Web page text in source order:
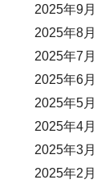
2025年9月
2025年8月
2025年7月
2025年6月
2025年5月
2025年4月
2025年3月
2025年2月